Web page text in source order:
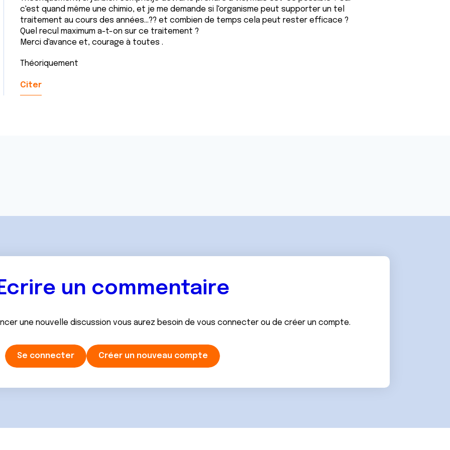
c'est quand même une chimio, et je me demande si l'organisme peut supporter un tel
traitement au cours des années...?? et combien de temps cela peut rester efficace ?
Quel recul maximum a-t-on sur ce traitement ?
Merci d'avance et, courage à toutes .
Théoriquement
Citer
Ecrire un commentaire
une nouvelle discussion vous aurez besoin de vous connecter ou de créer un compte.
Se connecter Créer un nouveau compte